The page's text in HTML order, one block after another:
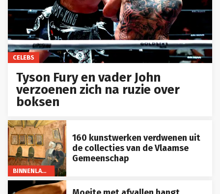
CELEBS
Tyson Fury en vader John
verzoenen zich na ruzie over
boksen
BINNENLAND
160 kunstwerken verdwenen uit
de collecties van de Vlaamse
Gemeenschap